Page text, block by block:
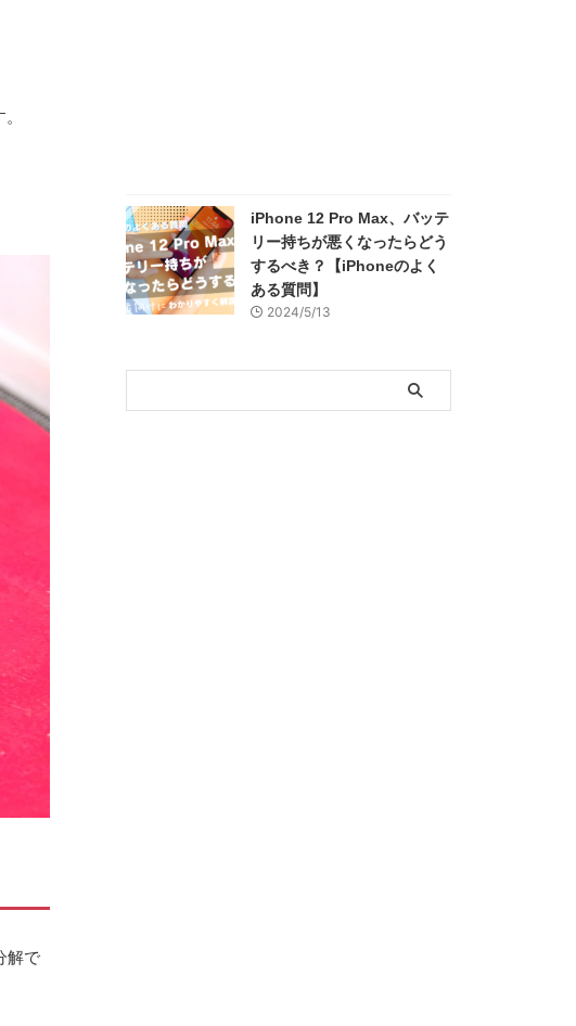
解で
iPhone 12 Pro Max、バッテ
リー持ちが悪くなったらどう
するべき？【iPhoneのよく
ある質問】
2024/5/13